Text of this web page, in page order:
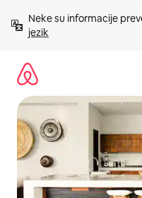
sadržaj
Neke su informacije
jezik